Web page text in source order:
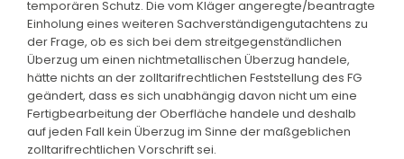
temporären Schutz. Die vom Kläger angeregte/beantragte
Einholung eines weiteren Sachverständigengutachtens zu
der Frage, ob es sich bei dem streitgegenständlichen
Überzug um einen nichtmetallischen Überzug handele,
hätte nichts an der zolltarifrechtlichen Feststellung des FG
geändert, dass es sich unabhängig davon nicht um eine
Fertigbearbeitung der Oberfläche handele und deshalb
auf jeden Fall kein Überzug im Sinne der maßgeblichen
zolltarifrechtlichen Vorschrift sei.